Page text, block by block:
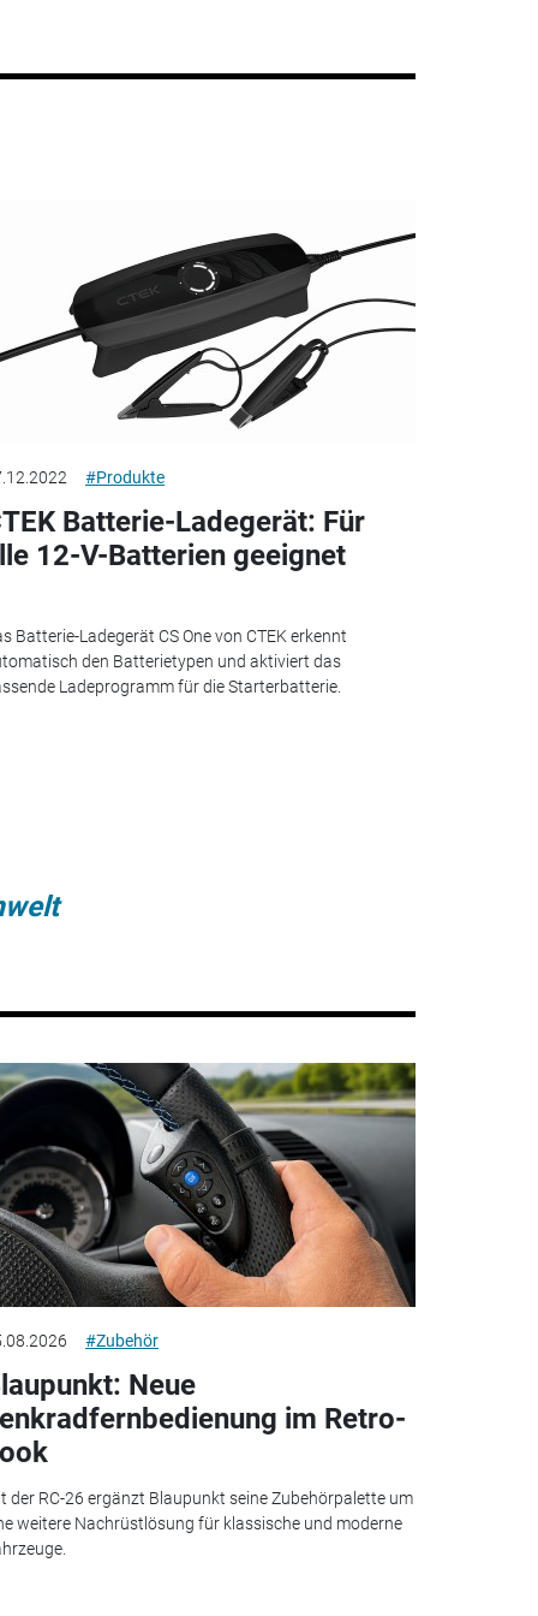
#Produkte
Batterie-Ladegerät: Für
12-V-Batterien geeignet
Batterie-Ladegerät CS One von CTEK erkennt
den Batterietypen und aktiviert das
Ladeprogramm für die Starterbatterie.
#Zubehör
Neue
im Retro-
der RC-26 ergänzt Blaupunkt seine Zubehörpalette um
weitere Nachrüstlösung für klassische und moderne